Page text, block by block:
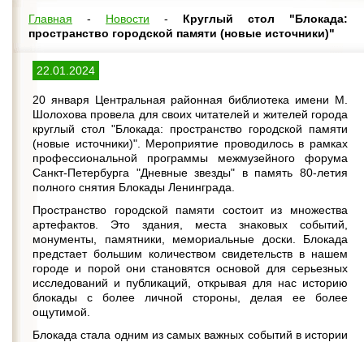
Главная - Новости - Круглый стол "Блокада:
пространство городской памяти (новые источники)"
22.01.2024
20 января Центральная районная библиотека имени М.
Шолохова провела для своих читателей и жителей города
круглый стол "Блокада: пространство городской памяти
(новые источники)". Мероприятие проводилось в рамках
профессиональной программы межмузейного форума
Санкт-Петербурга "Дневные звезды" в память 80-летия
полного снятия Блокады Ленинграда.
Пространство городской памяти состоит из множества
артефактов. Это здания, места знаковых событий,
монументы, памятники, мемориальные доски. Блокада
предстает большим количеством свидетельств в нашем
городе и порой они становятся основой для серьезных
исследований и публикаций, открывая для нас историю
блокады с более личной стороны, делая ее более
ощутимой.
Блокада стала одним из самых важных событий в истории